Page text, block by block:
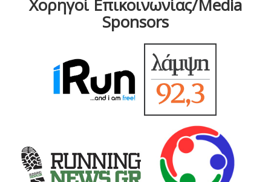
Χορηγοί Επικοινωνίας/Media
Sponsors